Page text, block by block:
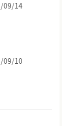
09/14
09/10